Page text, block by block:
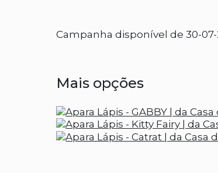
Campanha disponível de 30-07-
Mais opções